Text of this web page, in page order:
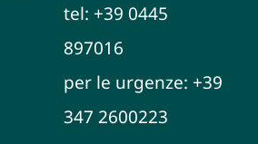
tel: +39 0445
897016
per le urgenze: +39
347 2600223